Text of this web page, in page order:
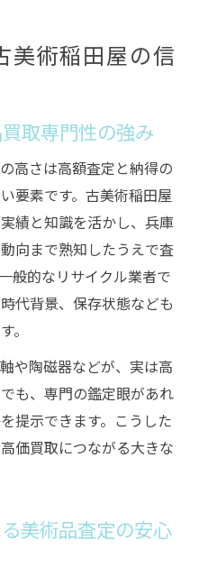
美術稲田屋の信
取専門性の強み
高さは高額査定と納得の
要素です。古美術稲田屋
績と知識を活かし、兵庫
向まで熟知したうえで査
般的なリサイクル業者で
代背景、保存状態なども
。
や陶磁器などが、実は高
も、専門の鑑定眼があれ
提示できます。こうした
価買取につながる大きな
美術品査定の安心